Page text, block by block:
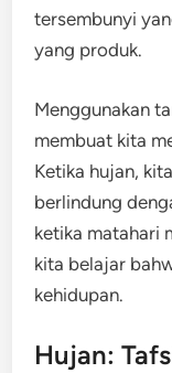
tersembunyi
yang produk.
Menggunakan
membuat kita
Ketika hujan,
berlindung
ketika matahari
kita belajar
kehidupan.
Hujan: